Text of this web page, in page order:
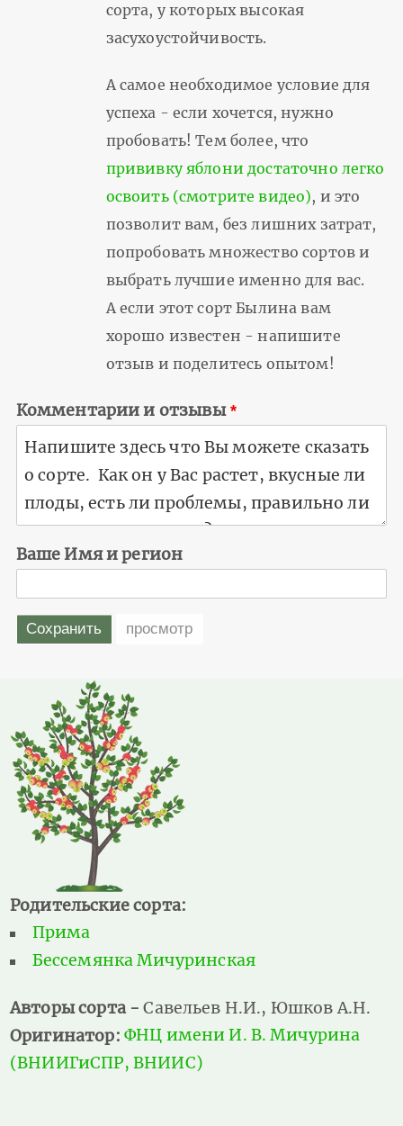
сорта, у которых высокая
засухоустойчивость.
А самое необходимое условие для
успеха - если хочется, нужно
пробовать! Тем более, что
прививку яблони достаточно легко
освоить (смотрите видео), и это
позволит вам, без лишних затрат,
попробовать множество сортов и
выбрать лучшие именно для вас.
А если этот сорт Былина вам
хорошо известен - напишите
отзыв и поделитесь опытом!
Комментарии и отзывы
Ваше Имя и регион
Родительские сорта:
Прима
Бессемянка Мичуринская
Авторы сорта -Савельев Н.И., Юшков А.Н.
Оригинатор: ФНЦ имени И. В. Мичурина
(ВНИИГиСПР, ВНИИС)